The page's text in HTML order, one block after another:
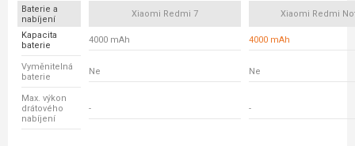
Baterie a
nabíjení
Xiaomi Redmi 7 Xiaomi Redmi
Kapacita
baterie
4000 mAh 4000 mAh
Vyměnitelná
baterie
Ne Ne
Max. výkon
drátového
nabíjení
- -